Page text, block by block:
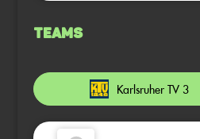
Teams
Karlsruher TV 3